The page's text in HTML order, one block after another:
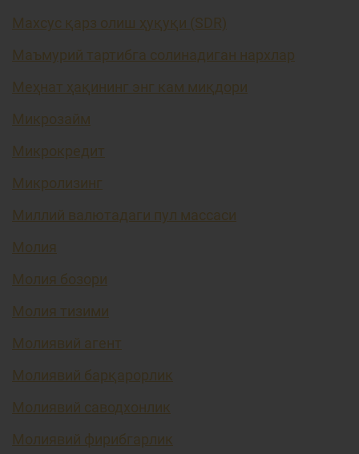
Махсус қарз олиш ҳуқуқи (SDR)
Маъмурий тартибга солинадиган нархлар
Меҳнат ҳақининг энг кам миқдори
Микрозайм
Микрокредит
Микролизинг
Миллий валютадаги пул массаси
Молия
Молия бозори
Молия тизими
Молиявий агент
Молиявий барқарорлик
Молиявий саводхонлик
Молиявий фирибгарлик